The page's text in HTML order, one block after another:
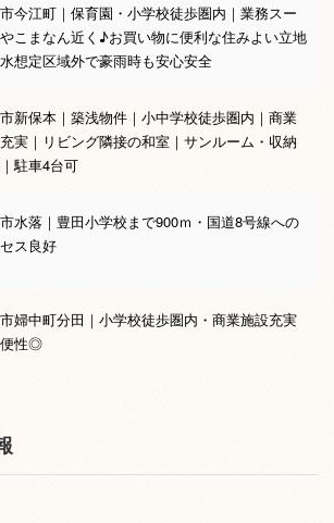
今江町｜保育園・小学校徒歩圏内｜業務スー
こまなん近く♪お買い物に便利な住みよい立地
水想定区域外で豪雨時も安心安全
新保本｜築浅物件｜小中学校徒歩圏内｜商業
実｜リビング隣接の和室｜サンルーム・収納
駐車4台可
水落｜豊田小学校まで900ｍ・国道8号線への
ス良好
婦中町分田｜小学校徒歩圏内・商業施設充実
性◎